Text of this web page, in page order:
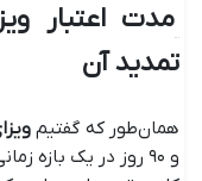
مدت اعتبار
تمدید آن
همان‌طور که گفتیم